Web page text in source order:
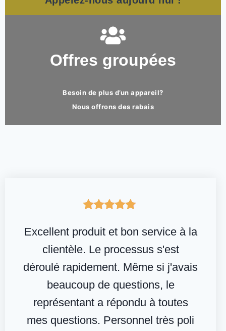
Offres groupées
Besoin de plus d’un appareil?
Nous offrons des rabais
Excellent produit et bon service à la
clientèle. Le processus s'est
déroulé rapidement. Même si j'avais
beaucoup de questions, le
représentant a répondu à toutes
mes questions. Personnel très poli